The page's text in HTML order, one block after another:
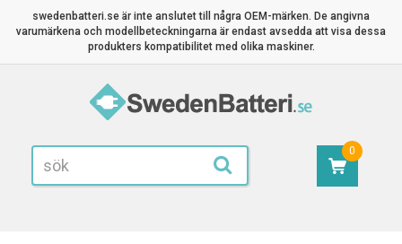
swedenbatteri.se är inte anslutet till några OEM-märken. De angivna
varumärkena och modellbeteckningarna är endast avsedda att visa dessa
produkters kompatibilitet med olika maskiner.
0